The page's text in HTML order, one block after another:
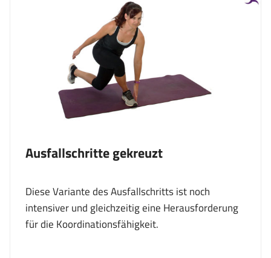
Ausfallschritte gekreuzt
Diese Variante des Ausfallschritts ist noch
intensiver und gleichzeitig eine Herausforderung
für die Koordinationsfähigkeit.